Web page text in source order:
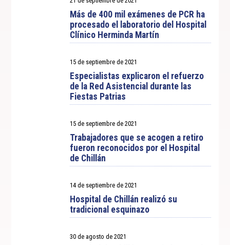
Más de 400 mil exámenes de PCR ha
procesado el laboratorio del Hospital
Clínico Herminda Martín
15 de septiembre de 2021
Especialistas explicaron el refuerzo
de la Red Asistencial durante las
Fiestas Patrias
15 de septiembre de 2021
Trabajadores que se acogen a retiro
fueron reconocidos por el Hospital
de Chillán
14 de septiembre de 2021
Hospital de Chillán realizó su
tradicional esquinazo
30 de agosto de 2021